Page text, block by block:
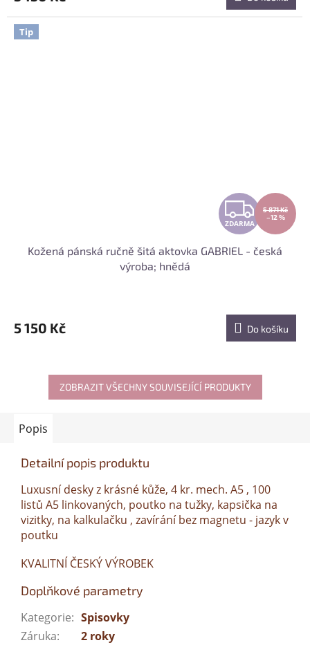
A
Tip
Z
D
M
ZDARMA
5 871 Kč
–12 %
Kožená pánská ručně šitá aktovka GABRIEL - česká
výroba; hnědá
5 150 Kč Do košíku
ZOBRAZIT VŠECHNY SOUVISEJÍCÍ PRODUKTY
Popis
Detailní popis produktu
Luxusní desky z krásné kůže, 4 kr. mech. A5 , 100
listů A5 linkovaných, poutko na tužky, kapsička na
vizitky, na kalkulačku , zavírání bez magnetu - jazyk v
poutku
KVALITNÍ ČESKÝ VÝROBEK
Doplňkové parametry
Kategorie: Spisovky
Záruka:
2 roky